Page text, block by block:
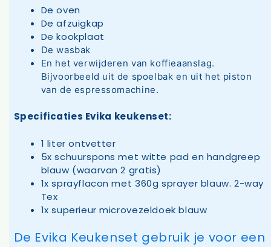
De oven
De afzuigkap
De kookplaat
De wasbak
En het verwijderen van koffieaanslag.
Bijvoorbeeld uit de spoelbak en uit het piston
van de espressomachine.
Specificaties Evika keukenset:
1 liter ontvetter
5x schuurspons met witte pad en handgreep
blauw (waarvan 2 gratis)
1x sprayflacon met 360g sprayer blauw. 2-way
Tex
1x superieur microvezeldoek blauw
De Evika Keukenset gebruik je voor een